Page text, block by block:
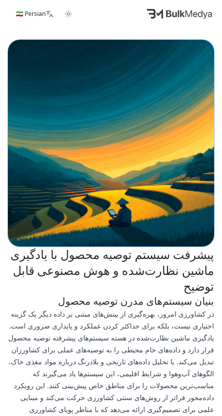
🇮🇷 Persian
پیشرفت سیستم توصیه محصول با یادگیری
ماشین نظارت‌شده و هوش مصنوعی قابل
توضیح
بنیان سیستم‌های مدرن توصیه محصول
در کشاورزی امروز، بهره‌گیری از بینش‌های مبتنی بر داده دیگر یک گزینه
اختیاری نیست، بلکه برای حداکثر کردن عملکرد و پایداری ضروری است.
یادگیری ماشین نظارت‌شده در هسته سیستم‌های پیشرفته توصیه محصول
قرار دارد و داده‌های خام محیطی را به توصیه‌های عملی برای کشاورزان
تبدیل می‌کند. با تحلیل داده‌های تاریخی و بلادرنگ درباره مواد مغذی خاک،
الگوهای آب‌وهوا و شرایط اقلیمی، این سیستم‌ها یاد می‌گیرند که
مناسب‌ترین محصولات را برای مناطق خاص پیش‌بینی کنند. این رویکرد
داده‌محور فراتر از روش‌های سنتی کشاورزی حرکت می‌کند و مبنایی
علمی برای تصمیم‌گیری ارائه می‌دهد که با مناظر پویای کشاورزی